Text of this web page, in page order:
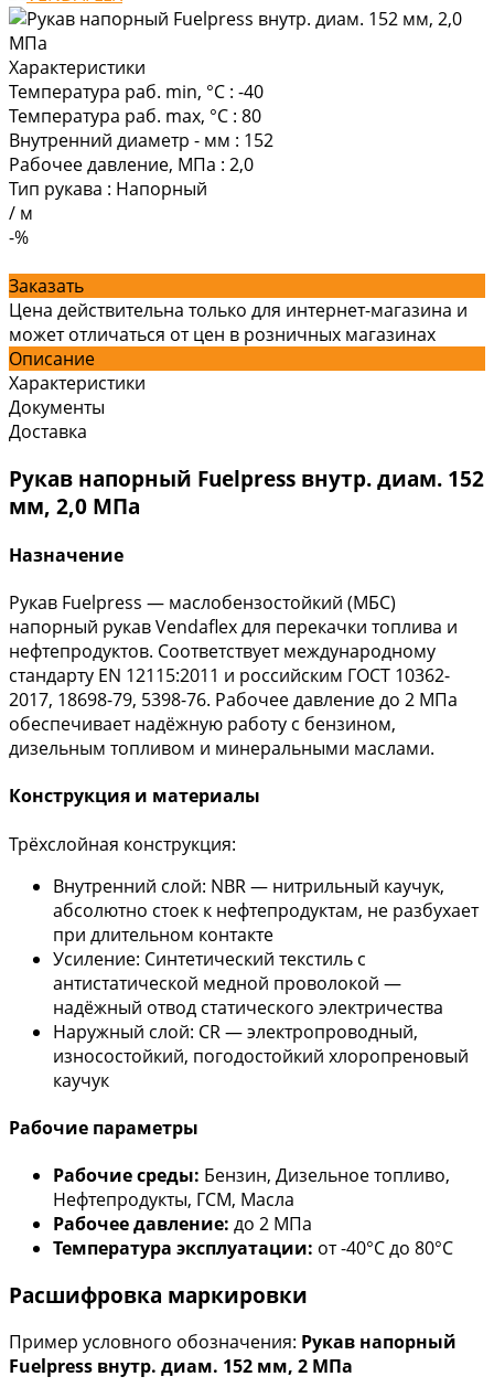
Характеристики
Температура раб. min, °C : -40
Температура раб. max, °C : 80
Внутренний диаметр - мм : 152
Рабочее давление, МПа : 2,0
Тип рукава : Напорный
/ м
-%
Заказать
Цена действительна только для интернет-магазина и
может отличаться от цен в розничных магазинах
Описание
Характеристики
Документы
Доставка
Рукав напорный Fuelpress внутр. диам. 152
мм, 2,0 МПа
Назначение
Рукав Fuelpress — маслобензостойкий (МБС)
напорный рукав Vendaflex для перекачки топлива и
нефтепродуктов. Соответствует международному
стандарту EN 12115:2011 и российским ГОСТ 10362-
2017, 18698-79, 5398-76. Рабочее давление до 2 МПа
обеспечивает надёжную работу с бензином,
дизельным топливом и минеральными маслами.
Конструкция и материалы
Трёхслойная конструкция:
Внутренний слой: NBR — нитрильный каучук,
абсолютно стоек к нефтепродуктам, не разбухает
при длительном контакте
Усиление: Синтетический текстиль с
антистатической медной проволокой —
надёжный отвод статического электричества
Наружный слой: CR — электропроводный,
износостойкий, погодостойкий хлоропреновый
каучук
Рабочие параметры
Рабочие среды: Бензин, Дизельное топливо,
Нефтепродукты, ГСМ, Масла
Рабочее давление: до 2 МПа
Температура эксплуатации: от -40°С до 80°С
Расшифровка маркировки
Пример условного обозначения: Рукав напорный
Fuelpress внутр. диам. 152 мм, 2 МПа